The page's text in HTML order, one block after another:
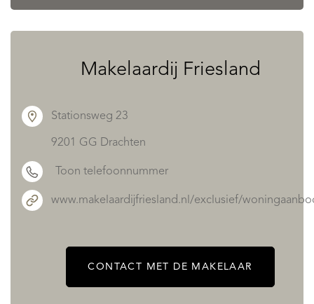
Makelaardij Friesland
Stationsweg 23
9201 GG Drachten
Toon telefoonnummer
www.makelaardijfriesland.nl/exclusief/
CONTACT MET DE MAKELAAR